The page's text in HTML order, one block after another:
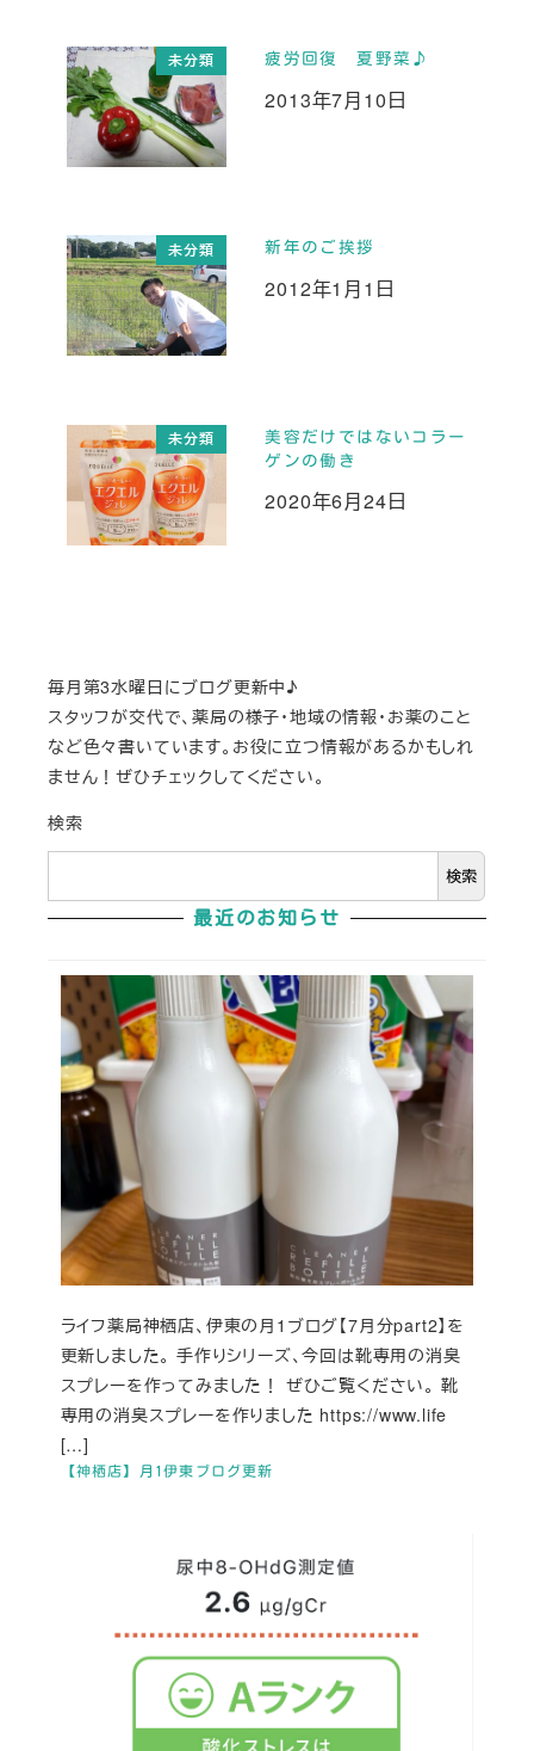
未分類 疲労回復 夏野菜♪
投稿日
2013年7月10日
未分類 新年のご挨拶
投稿日
2012年1月1日
未分類
美容だけではないコラー
ゲンの働き
投稿日
2020年6月24日
毎月第3水曜日にブログ更新中♪
スタッフが交代で、薬局の様子・地域の情報・お薬のこと
など色々書いています。お役に立つ情報があるかもしれ
ません！ぜひチェックしてください。
検索
検索
最近のお知らせ
【神栖店】月1伊東ブログ更新
ライフ薬局神栖店、伊東の月1ブログ【7月分part2】を
更新しました。 手作りシリーズ、今回は靴専用の消臭
スプレーを作ってみました！ ぜひご覧ください。 靴
専用の消臭スプレーを作りました https://www.life
[…]